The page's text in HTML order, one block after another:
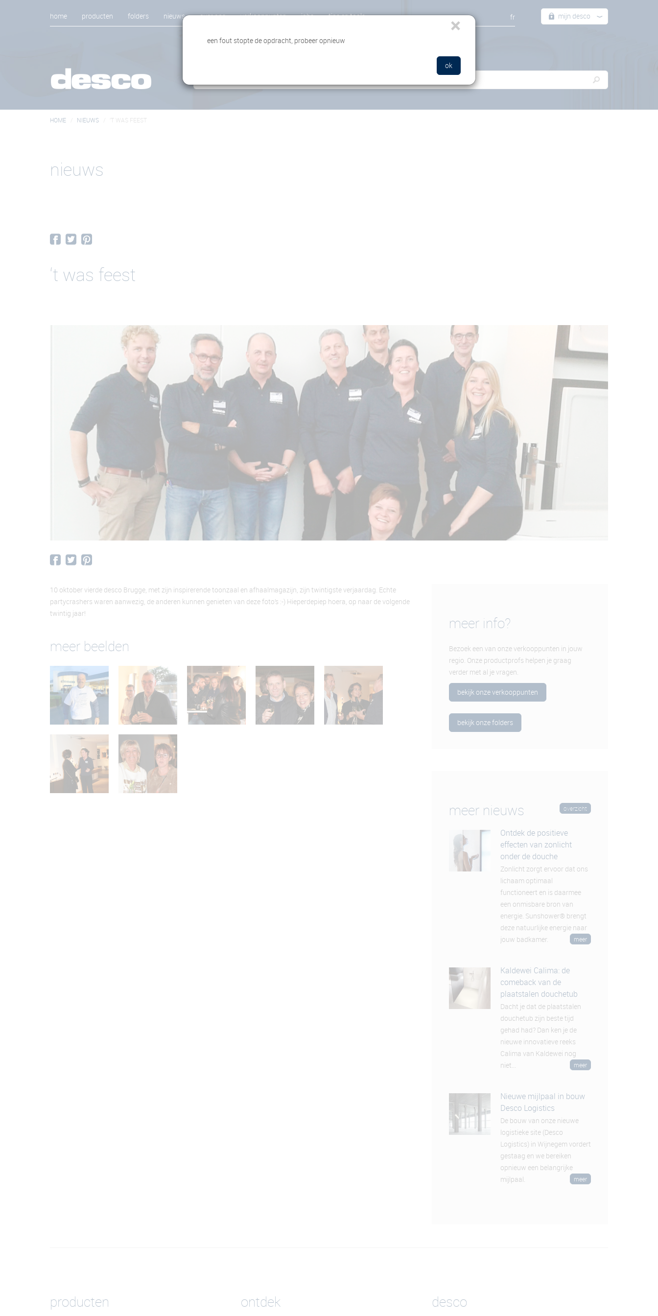
home producten folders nieuws over ons verkooppunten jobs tips en tools fr mijn desco
HOME NIEUWS ‘T WAS FEEST
nieuws
‘t was feest
10 oktober vierde desco Brugge, met zijn inspirerende toonzaal en afhaalmagazijn, zijn twintigste verjaardag. Echte
partycrashers waren aanwezig, de anderen kunnen genieten van deze foto’s :-) Hieperdepiep hoera, op naar de volgende
twintig jaar!
meer beelden
meer info?
Bezoek een van onze verkooppunten in jouw
regio. Onze productprofs helpen je graag
verder met al je vragen.
bekijk onze verkooppunten
bekijk onze folders
meer nieuws overzicht
Ontdek de positieve
effecten van zonlicht
onder de douche
Zonlicht zorgt ervoor dat ons
lichaam optimaal
functioneert en is daarmee
een onmisbare bron van
energie. Sunshower® brengt
deze natuurlijke energie naar
jouw badkamer.
meer
Kaldewei Calima: de
comeback van de
plaatstalen douchetub
Dacht je dat de plaatstalen
douchetub zijn beste tijd
gehad had? Dan ken je de
nieuwe innovatieve reeks
Calima van Kaldewei nog
niet...
meer
Nieuwe mijlpaal in bouw
Desco Logistics
De bouw van onze nieuwe
logistieke site (Desco
Logistics) in Wijnegem vordert
gestaag en we bereiken
opnieuw een belangrijke
mijlpaal.
meer
producten ontdek desco
×
een fout stopte de opdracht, probeer opnieuw
ok